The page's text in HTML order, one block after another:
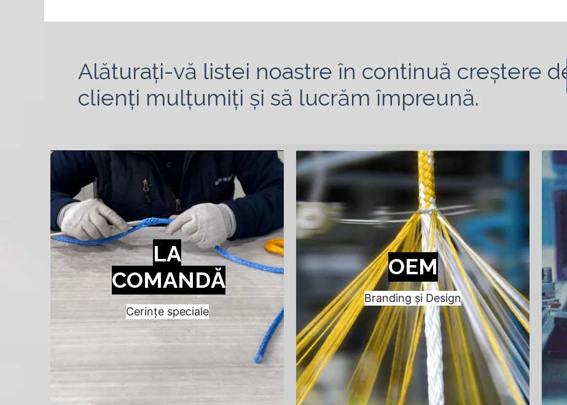
Alăturați-vă listei noastre în continuă creștere de
clienți mulțumiți și să lucrăm împreună.
OEM
Branding și Design
LA
COMANDĂ
Cerințe speciale